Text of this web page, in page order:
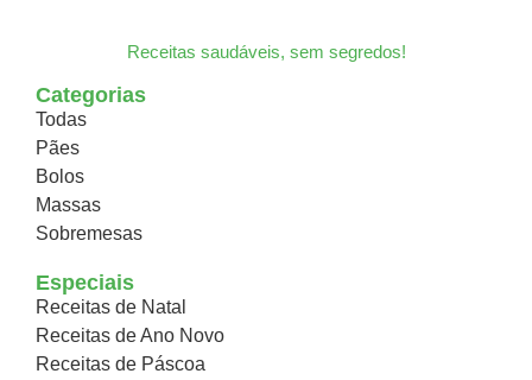
Receitas saudáveis, sem segredos!
Categorias
Todas
Pães
Bolos
Massas
Sobremesas
Especiais
Receitas de Natal
Receitas de Ano Novo
Receitas de Páscoa